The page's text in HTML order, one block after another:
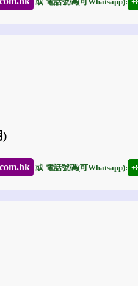
)
或 電話號碼(可Whatsapp):